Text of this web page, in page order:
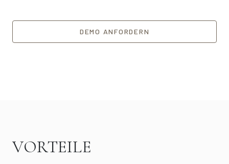
DEMO ANFORDERN
VORTEILE